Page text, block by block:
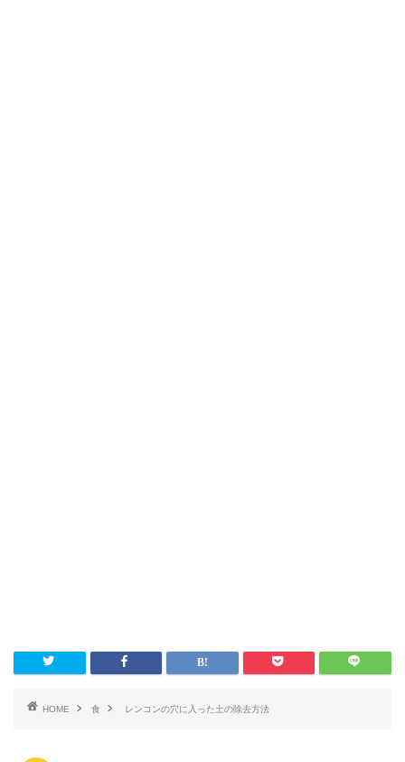
HOME 食 レンコンの穴に入った土の除去方法